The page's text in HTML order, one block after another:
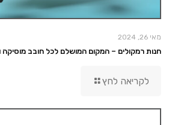
מאי 26, 2024
חנות רמקולים – המקום המושלם לכל חובב מוסיקה
לקריאה לחץ